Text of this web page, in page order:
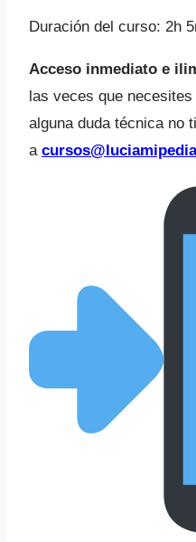
Duración del curso: 2h
Acceso inmediato e
las veces que
alguna duda técnica no
a